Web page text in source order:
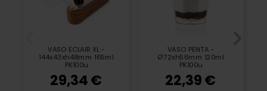
VASO ECLAIR XL -
144x43xh48mm 165ml
PK100u
29,34 €
VASO PENTA -
Ø72xh56mm 120ml
PK100u
22,39 €